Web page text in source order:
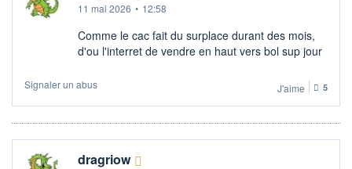
11 mai 2026 • 12:58
Comme le cac fait du surplace durant des mois,
d'ou l'interret de vendre en haut vers bol sup jour
Signaler un abus J'aime 5
dragriow